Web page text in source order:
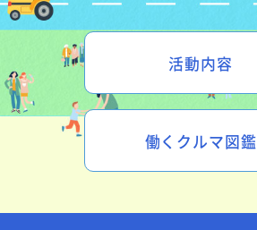
活動内容
働くクルマ図鑑